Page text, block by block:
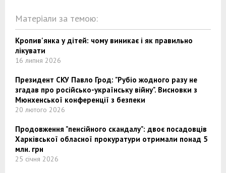
Матеріали за темою:
Кропив'янка у дітей: чому виникає і як правильно
лікувати
16 липня 2026
Президент СКУ Павло Грод: "Рубіо жодного разу не
згадав про російсько-українську війну". Висновки з
Мюнхенської конференції з безпеки
20 лютого 2026
Продовження "пенсійного скандалу": двоє посадовців
Харківської обласної прокуратури отримали понад 5
млн. грн
25 січня 2026